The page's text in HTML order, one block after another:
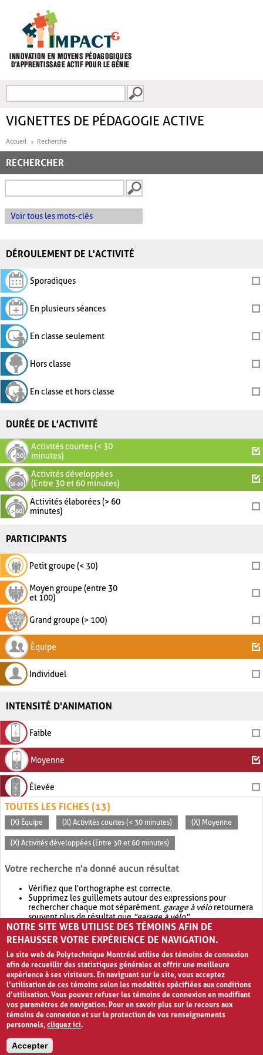
FORMULAIRE DE
VIGNETTES DE PÉDAGOGIE ACTIVE
Accueil Recherche
RECHERCHER
Voir tous les mots-clés
DÉROULEMENT DE L'ACTIVITÉ
Sporadiques
En plusieurs séances
En classe seulement
Hors classe
En classe et hors classe
DURÉE DE L'ACTIVITÉ
Activités courtes (< 30
minutes)
Activités développées
(Entre 30 et 60 minutes)
Activités élaborées (> 60
minutes)
PARTICIPANTS
Petit groupe (< 30)
Moyen groupe (entre 30
et 100)
Grand groupe (> 100)
Équipe
Individuel
INTENSITÉ D'ANIMATION
Faible
Moyenne
Élevée
TOUTES LES FICHES (13)
(X) Équipe (X) Activités courtes (< 30 minutes) (X) Moyenne
(X) Activités développées (Entre 30 et 60 minutes)
Votre recherche n'a donné aucun résultat
Vérifiez que l'orthographe est correcte.
Supprimez les guillemets autour des expressions pour
rechercher chaque mot séparément. garage à véloretournera
souvent plus de résultat que"garage à vélo".
Envisagez d'élargir votre recherche avec OR.garage OR vélo
retournera souvent plus de résultat quegarage à vélo
NOTRE SITE WEB UTILISE DES TÉMOINS AFIN DE
REHAUSSER VOTRE EXPÉRIENCE DE NAVIGATION.
Le site web de Polytechnique Montréal utilise des témoins de connexion
afin de recueillir des statistiques générales et offrir une meilleure
expérience à ses visiteurs. En naviguant sur le site, vous acceptez
l’utilisation de ces témoins selon les modalités spécifiées aux conditions
d’utilisation. Vous pouvez refuser les témoins de connexion en modifiant
vos paramètres de navigation. Pour en savoir plus sur le recours aux
témoins de connexion et sur la protection de vos renseignements
personnels,cliquez ici.
Accepter